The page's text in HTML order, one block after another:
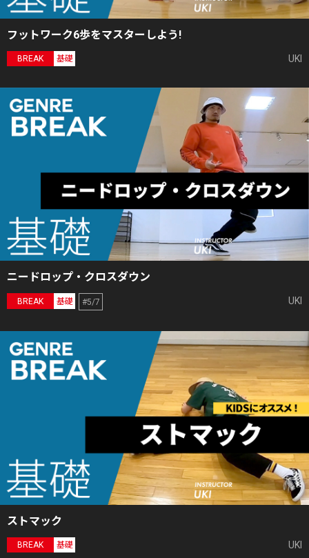
フットワーク6歩をマスターしよう!
BREAK 基礎 UKI
ニードロップ・クロスダウン
BREAK 基礎 #5/7 UKI
ストマック
BREAK 基礎 UKI